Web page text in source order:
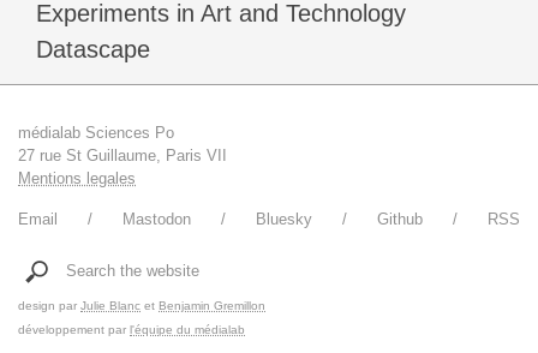
Experiments in Art and Technology
Datascape
médialab Sciences Po
27 rue St Guillaume, Paris VII
Mentions legales
Email Mastodon Bluesky Github RSS
Search the website
design par Julie Blanc et Benjamin Gremillon
développement par l'équipe du médialab